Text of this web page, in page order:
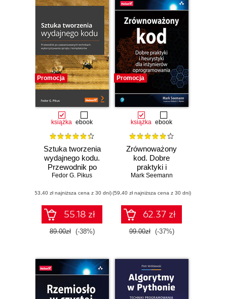
Promocja
książka ebook
Sztuka tworzenia
wydajnego kodu.
Przewodnik po
zaawansowanych
wykorzystywania
sprzętu i
kompilatorów
Fedor G. Pikus
(53,40 zł najniższa cena z 30 dni)
55.18 zł
89.00zł (-38%)
Promocja
książka ebook
Zrównoważony
kod. Dobre
praktyki i
heurystyki dla
oprogramowania
Mark Seemann
(59,40 zł najniższa cena z 30 dni)
62.37 zł
99.00zł (-37%)